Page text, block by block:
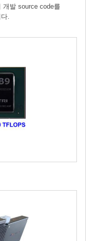
개발 source code를
.